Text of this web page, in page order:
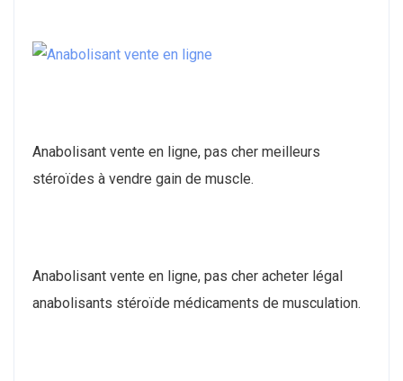
Anabolisant vente en ligne, pas cher meilleurs
stéroïdes à vendre gain de muscle.
Anabolisant vente en ligne, pas cher acheter légal
anabolisants stéroïde médicaments de musculation.